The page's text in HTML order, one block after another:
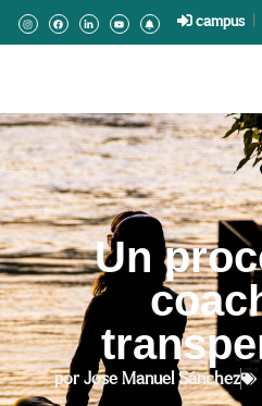
campus
Un
porJose Manuel Sánchez